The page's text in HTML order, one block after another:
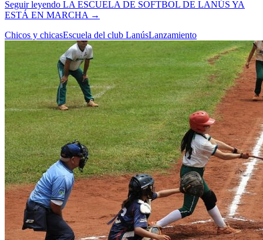
Seguir leyendo LA ESCUELA DE SOFTBOL DE LANÚS YA
ESTÁ EN MARCHA →
Chicos y chicasEscuela del club LanúsLanzamiento